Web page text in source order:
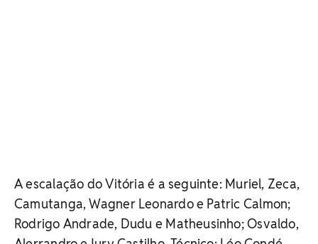
A escalação do Vitória é a seguinte: Muriel, Zeca,
Camutanga, Wagner Leonardo e Patric Calmon;
Rodrigo Andrade, Dudu e Matheusinho; Osvaldo,